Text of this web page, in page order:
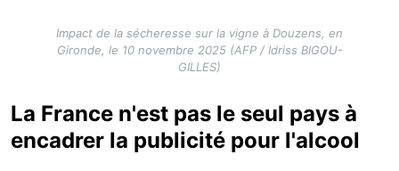
Impact de la sécheresse sur la vigne à Douzens, en
Gironde, le 10 novembre 2025 (AFP / Idriss BIGOU-
GILLES)
La France n'est pas le seul pays à
encadrer la publicité pour l'alcool